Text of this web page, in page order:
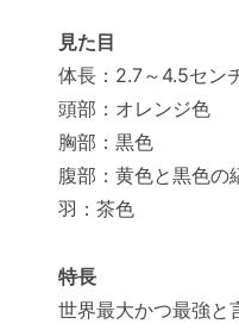
見た目
体長：2.7～4.5セン
頭部：オレンジ色
胸部：黒色
腹部：黄色と黒色の
羽：茶色
特長
世界最大かつ最強と